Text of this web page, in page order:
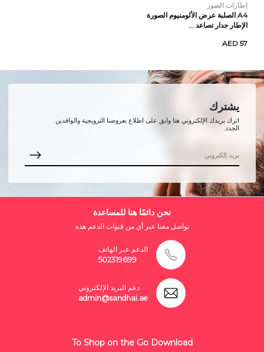
إطارات الصور
A4 الصلبة عرض الألومنيوم الصورة
الإطار جدار تصاعد ...
AED 57
يشترك
اترك بريدك الإلكتروني هنا وابق على اطلاع بعروضنا الترويجية والوافدين
الجدد.
نحن دائمًا هنا للمساعدة
تواصل معنا عبر أي من قنوات الدعم هذه
الدعم عبر الهاتف
502319699
دعم البريد الإلكتروني
admin@sandhai.ae
To Shop on the Go Download